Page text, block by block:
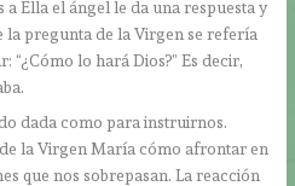
a Ella el ángel le da una respuesta y
la pregunta de la Virgen se refería
“¿Cómo lo hará Dios?” Es decir,
dada como para instruirnos.
la Virgen María cómo afrontar en
que nos sobrepasan. La reacción